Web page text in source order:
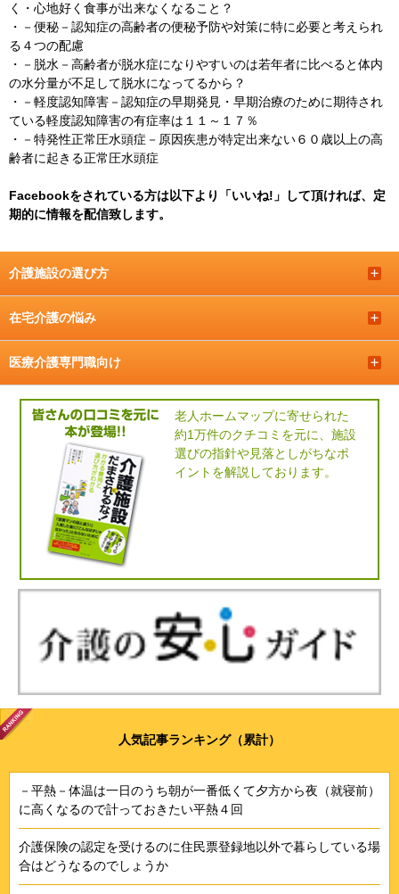
く・心地好く食事が出来なくなること？
・ －便秘－認知症の高齢者の便秘予防や対策に特に必要と考えられ
る４つの配慮
・ －脱水－高齢者が脱水症になりやすいのは若年者に比べると体内
の水分量が不足して脱水になってるから？
・ －軽度認知障害－認知症の早期発見・早期治療のために期待され
ている軽度認知障害の有症率は１１～１７％
・ －特発性正常圧水頭症－原因疾患が特定出来ない６０歳以上の高
齢者に起きる正常圧水頭症
Facebookをされている方は以下より「いいね!」して頂ければ、定
期的に情報を配信致します。
介護施設の選び方
在宅介護の悩み
医療介護専門職向け
老人ホームマップに寄せられた
約1万件のクチコミを元に、施設
選びの指針や見落としがちなポ
イントを解説しております。
人気記事ランキング（累計）
－平熱－体温は一日のうち朝が一番低くて夕方から夜（就寝前）
に高くなるので計っておきたい平熱４回
介護保険の認定を受けるのに住民票登録地以外で暮らしている場
合はどうなるのでしょうか